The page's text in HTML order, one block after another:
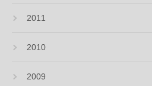
2011
2010
2009